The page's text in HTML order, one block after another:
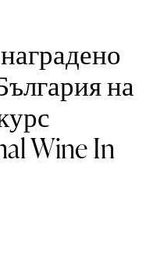
на
Wine In